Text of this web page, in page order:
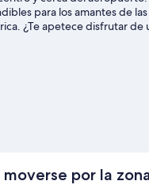
para los amantes de
¿Te apetece disfrutar de
Levi.
moverse por la